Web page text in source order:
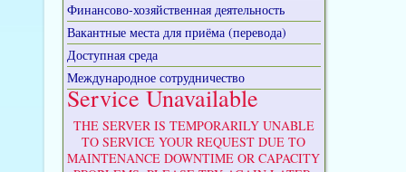
Финансово-хозяйственная деятельность
Вакантные места для приёма (перевода)
Доступная среда
Международное сотрудничество
Service Unavailable
THE SERVER IS TEMPORARILY UNABLE
TO SERVICE YOUR REQUEST DUE TO
MAINTENANCE DOWNTIME OR CAPACITY